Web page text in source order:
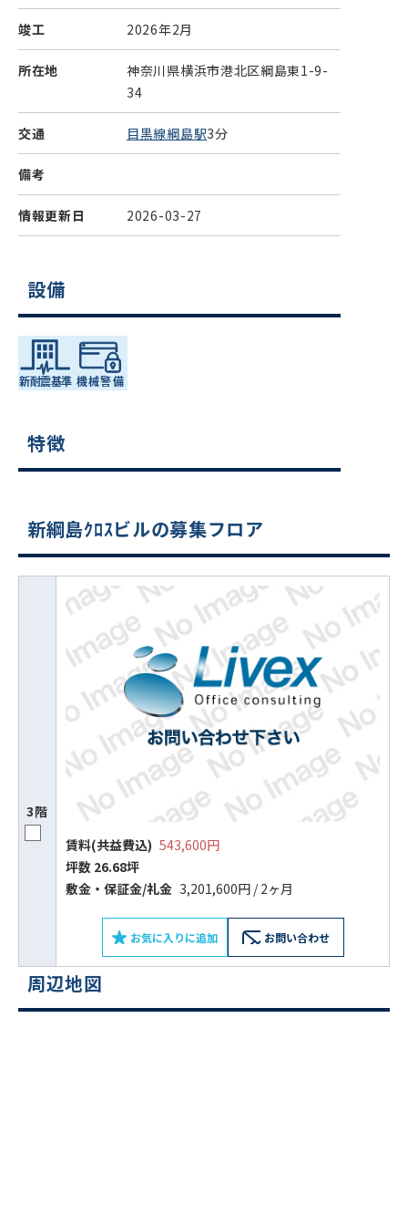
竣工 2026年2月
所在地
神奈川県横浜市港北区綱島東1-9-
34
交通 目黒線綱島駅3分
備考
情報更新日 2026-03-27
設備
特徴
新綱島ｸﾛｽビルの募集フロア
3階
賃料(共益費込) 543,600円
坪数 26.68坪
敷⾦‧保証⾦/礼⾦ 3,201,600円 / 2ヶ月
お気に入りに追加 お問い合わせ
周辺地図